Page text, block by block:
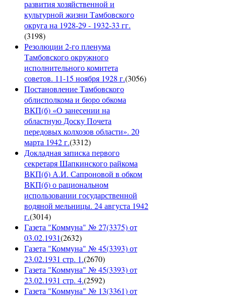
развития хозяйственной и
культурной жизни Тамбовского
округа на 1928-29 - 1932-33 гг.
(3198)
Резолюции 2-го пленума
Тамбовского окружного
исполнительного комитета
советов. 11-15 ноября 1928 г.(3056)
Постановление Тамбовского
облисполкома и бюро обкома
ВКП(б) «О занесении на
областную Доску Почета
передовых колхозов области». 20
марта 1942 г.(3312)
Докладная записка первого
секретаря Шапкинского райкома
ВКП(б) А.И. Сапроновой в обком
ВКП(б) о рациональном
использовании государственной
водяной мельницы. 24 августа 1942
г.(3014)
Газета "Коммуна" № 27(3375) от
03.02.1931(2632)
Газета "Коммуна" № 45(3393) от
23.02.1931 стр. 1.(2670)
Газета "Коммуна" № 45(3393) от
23.02.1931 стр. 4.(2592)
Газета "Коммуна" № 13(3361) от